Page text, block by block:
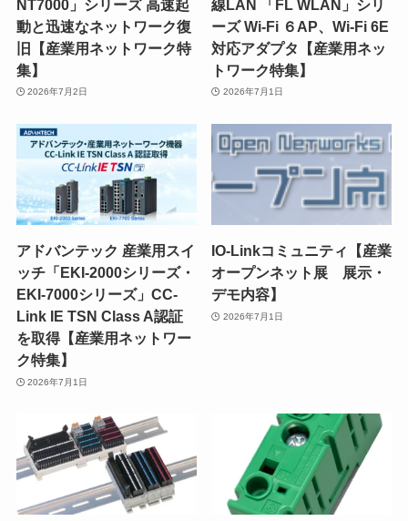
NT7000」シリーズ 高速起
動と迅速なネットワーク復
旧【産業用ネットワーク特
集】
2026年7月2日
線LAN 「FL WLAN」シリ
ーズ Wi-Fi ６AP、Wi-Fi 6E
対応アダプタ【産業用ネッ
トワーク特集】
2026年7月1日
アドバンテック 産業用スイ
ッチ「EKI-2000シリーズ・
EKI-7000シリーズ」CC-
Link IE TSN Class A認証
を取得【産業用ネットワー
ク特集】
2026年7月1日
IO-Linkコミュニティ【産業
オープンネット展 展示・
デモ内容】
2026年7月1日